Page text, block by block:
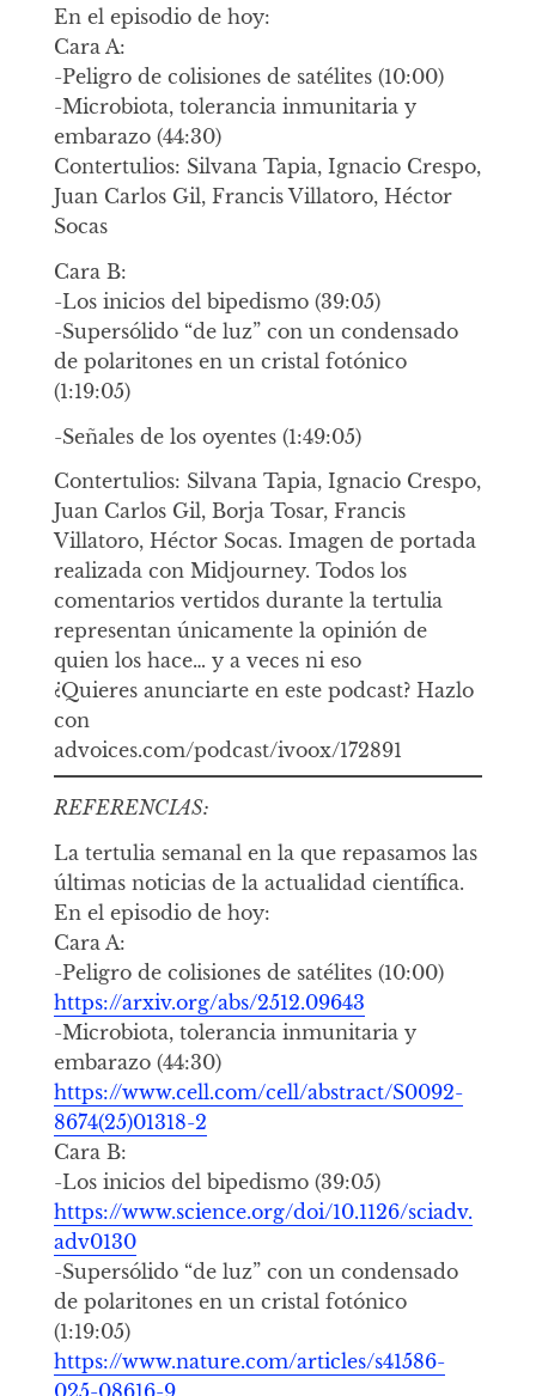
En el episodio de hoy:
Cara A:
-Peligro de colisiones de satélites (10:00)
-Microbiota, tolerancia inmunitaria y
embarazo (44:30)
Contertulios: Silvana Tapia, Ignacio Crespo,
Juan Carlos Gil, Francis Villatoro, Héctor
Socas
Cara B:
-Los inicios del bipedismo (39:05)
-Supersólido “de luz” con un condensado
de polaritones en un cristal fotónico
(1:19:05)
-Señales de los oyentes (1:49:05)
Contertulios: Silvana Tapia, Ignacio Crespo,
Juan Carlos Gil, Borja Tosar, Francis
Villatoro, Héctor Socas. Imagen de portada
realizada con Midjourney. Todos los
comentarios vertidos durante la tertulia
representan únicamente la opinión de
quien los hace… y a veces ni eso
¿Quieres anunciarte en este podcast? Hazlo
con
advoices.com/podcast/ivoox/172891
REFERENCIAS:
La tertulia semanal en la que repasamos las
últimas noticias de la actualidad científica.
En el episodio de hoy:
Cara A:
-Peligro de colisiones de satélites (10:00)
https://arxiv.org/abs/2512.09643
-Microbiota, tolerancia inmunitaria y
embarazo (44:30)
https://www.cell.com/cell/abstract/S0092-
8674(25)01318-2
Cara B:
-Los inicios del bipedismo (39:05)
https://www.science.org/doi/10.1126/sciadv.
adv0130
-Supersólido “de luz” con un condensado
de polaritones en un cristal fotónico
(1:19:05)
https://www.nature.com/articles/s41586-
025-08616-9